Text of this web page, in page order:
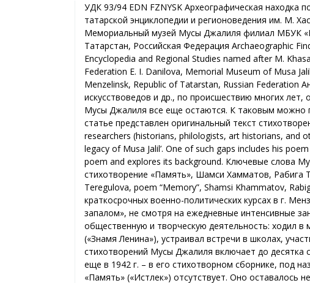
УДК 93/94 EDN FZNYSK Археографическая находка
татарской энциклопедии и регионоведения им. М.
Мемориальный музей Мусы Джалиля филиал МБУК
Татарстан, Российская Федерация Archaeographic
Encyclopedia and Regional Studies named after M.
Federation E. I. Danilova, Memorial Museum of Musa
Menzelinsk, Republic of Tatarstan, Russian Federation
искусствоведов и др., по происшествию многих
Мусы Джалиля все еще остаются. К таковым можно
статье представлен оригинальный текст
researchers (historians, philologists, art historians, and
legacy of Musa Jalil’. One of such gaps includes his
poem and explores its background. Ключевые слова
стихотворение «Память», Шамси Хамматов, Рабига
Teregulova, poem “Memory”, Shamsi Khammatov,
краткосрочных военно-политических курсах в г.
запалом», не смотря на ежедневные интенсивные
общественную и творческую деятельность: ходил
(«Знамя Ленина»), устраивал встречи в школах,
стихотворений Мусы Джалиля включает до десятка
еще в 1942 г. – в его стихотворном сборнике, под
«Память» («Истәлек») отсутствует. Оно оставалось